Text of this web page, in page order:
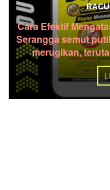
Cara Efektif
Serangga semut
merugikan,